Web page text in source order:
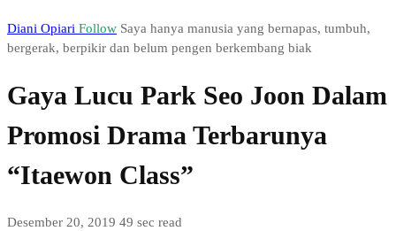
Diani Opiari Follow Saya hanya manusia yang bernapas, tumbuh,
bergerak, berpikir dan belum pengen berkembang biak
Gaya Lucu Park Seo Joon Dalam
Promosi Drama Terbarunya
“Itaewon Class”
Desember 20, 2019 49 sec read